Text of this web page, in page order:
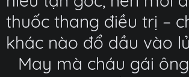
thuốc thang điều trị –
khác nào đổ dầu vào
May mà cháu gái